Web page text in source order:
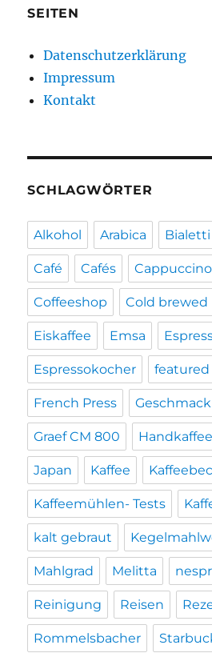
SEITEN
Datenschutzerklärung
Impressum
Kontakt
SCHLAGWÖRTER
Alkohol Arabica Bialetti
Café Cafés Cappuccino
Coffeeshop Cold brewed
Eiskaffee Emsa
Espressokocher featured
French Press Geschmack
Graef CM 800
Japan Kaffee
Kaffeemühlen- Tests
kalt gebraut
Mahlgrad Melitta
Reinigung Reisen
Rommelsbacher